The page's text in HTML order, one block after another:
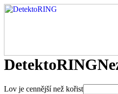
DetektoRING
Lov je cennější než kořist